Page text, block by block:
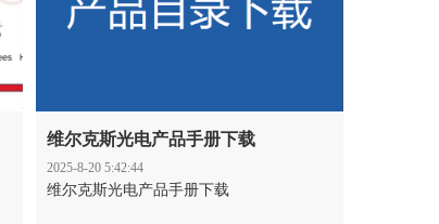
维尔克斯光电产品手册下载
2025-8-20 5:42:44
维尔克斯光电产品手册下载